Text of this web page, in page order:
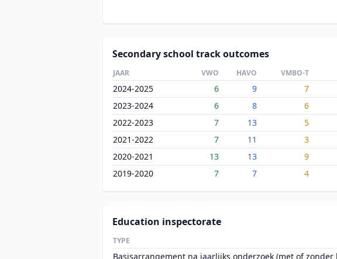
Secondary school track outcomes
JAAR VWO HAVO VMBO-T
2024-2025 6 9 7
2023-2024
6 8 6
2022-2023
7 13 5
2021-2022
7 11 3
2020-2021
13 13 9
2019-2020
7 7 4
Education inspectorate
TYPE
Basisarrangement na jaarlijks onderzoek (met of